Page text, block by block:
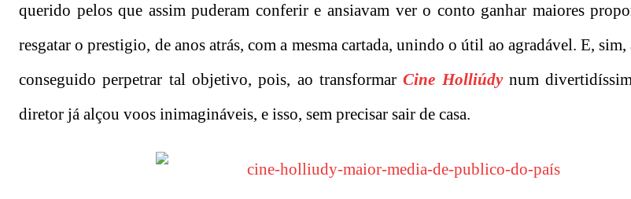
querido pelos que assim puderam conferir e ansiavam ver o conto ganhar maiores
resgatar o prestigio, de anos atrás, com a mesma cartada, unindo o útil ao agradável. E,
conseguido perpetrar tal objetivo, pois, ao transformarCine Holliúdynum
diretor já alçou voos inimagináveis, e isso, sem precisar sair de casa.